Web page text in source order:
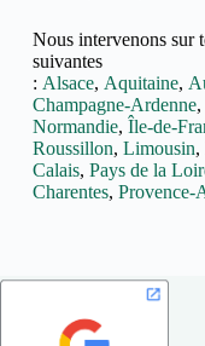
Nous intervenons sur
suivantes
: Alsace, Aquitaine,
Champagne-Ardenne,
Normandie, Île-de-
Roussillon, Limousin,
Calais, Pays de la
Charentes, Provence-